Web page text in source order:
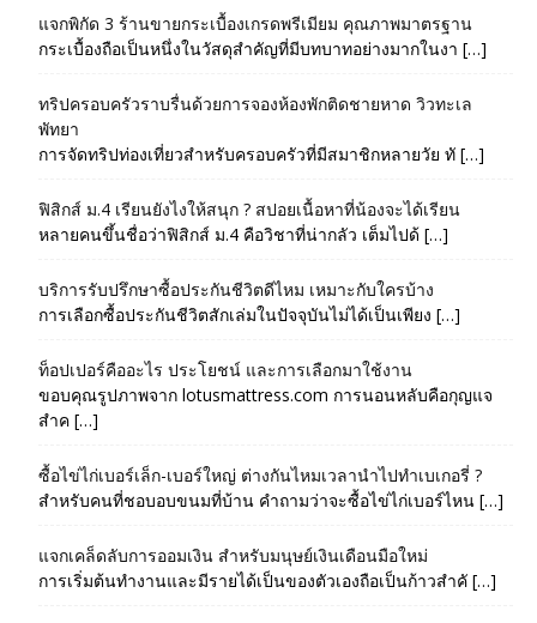
แจกพิกัด 3 ร้านขายกระเบื้องเกรดพรีเมียม คุณภาพมาตรฐาน
กระเบื้องถือเป็นหนึ่งในวัสดุสำคัญที่มีบทบาทอย่างมากในงา […]
ทริปครอบครัวราบรื่นด้วยการจองห้องพักติดชายหาด วิวทะเล
พัทยา
การจัดทริปท่องเที่ยวสำหรับครอบครัวที่มีสมาชิกหลายวัย ทั […]
ฟิสิกส์ ม.4 เรียนยังไงให้สนุก ? สปอยเนื้อหาที่น้องจะได้เรียน
หลายคนขึ้นชื่อว่าฟิสิกส์ ม.4 คือวิชาที่น่ากลัว เต็มไปด้ […]
บริการรับปรึกษาซื้อประกันชีวิตดีไหม เหมาะกับใครบ้าง
การเลือกซื้อประกันชีวิตสักเล่มในปัจจุบันไม่ได้เป็นเพียง […]
ท็อปเปอร์คืออะไร ประโยชน์ และการเลือกมาใช้งาน
ขอบคุณรูปภาพจาก lotusmattress.com การนอนหลับคือกุญแจ
สำค […]
ซื้อไข่ไก่เบอร์เล็ก-เบอร์ใหญ่ ต่างกันไหมเวลานำไปทำเบเกอรี่ ?
สำหรับคนที่ชอบอบขนมที่บ้าน คำถามว่าจะซื้อไข่ไก่เบอร์ไหน […]
แจกเคล็ดลับการออมเงิน สำหรับมนุษย์เงินเดือนมือใหม่
การเริ่มต้นทำงานและมีรายได้เป็นของตัวเองถือเป็นก้าวสำคั […]